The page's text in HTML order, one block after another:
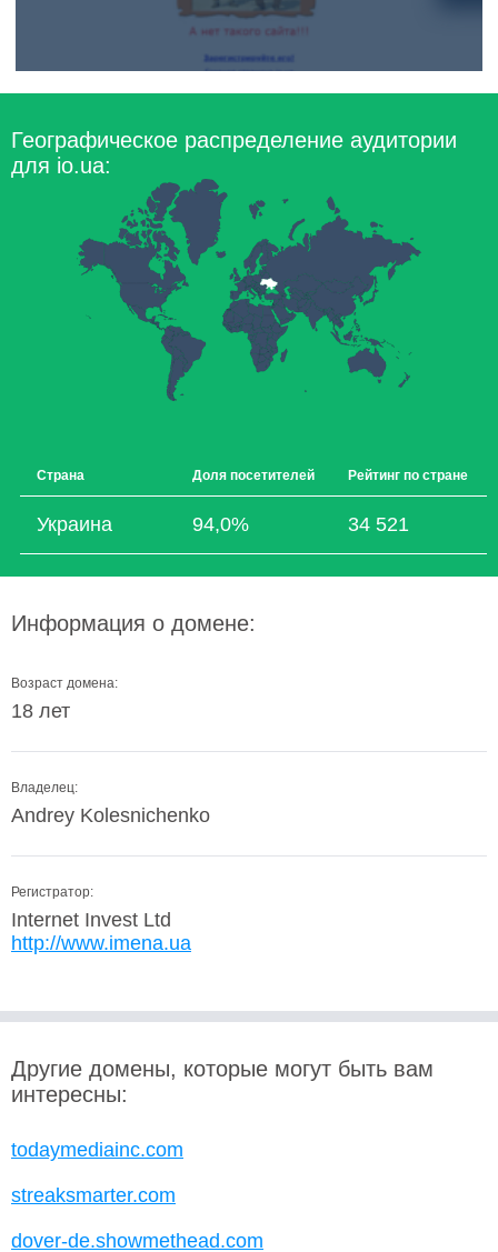
Географическое распределение аудитории
для io.ua:
Страна Доля посетителей Рейтинг по стране
Украина 94,0% 34 521
Информация о домене:
Возраст домена:
18 лет
Владелец:
Andrey Kolesnichenko
Регистратор:
Internet Invest Ltd
http://www.imena.ua
Другие домены, которые могут быть вам
интересны:
todaymediainc.com
streaksmarter.com
dover-de.showmethead.com